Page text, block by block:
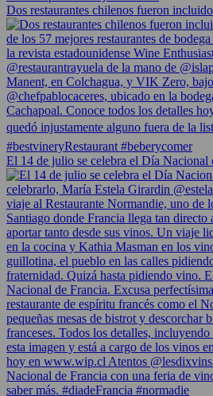
Dos restaurantes chilenos fueron
El 14 de julio se celebra el Día Nacional